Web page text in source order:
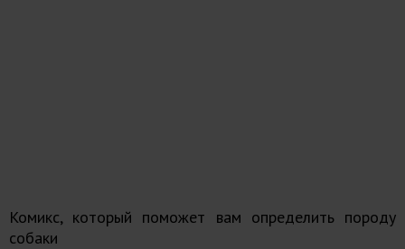
Комикс, который поможет вам определить породу
собаки